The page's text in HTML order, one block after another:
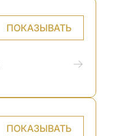
ПОКАЗЫВАТЬ
ПОКАЗЫВАТЬ